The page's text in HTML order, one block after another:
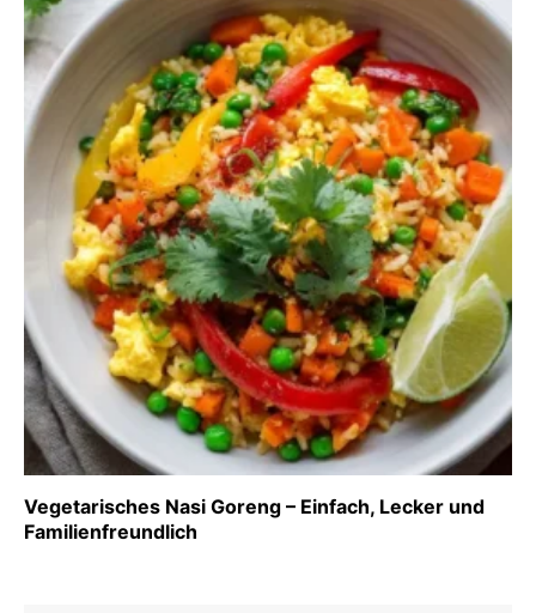
Vegetarisches Nasi Goreng – Einfach, Lecker und
Familienfreundlich